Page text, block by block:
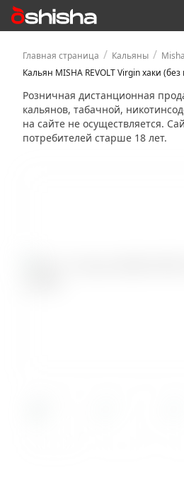
Главная страница / Кальяны / Misha
Кальян MISHA REVOLT Virgin хаки
Розничная дистанционная
кальянов, табачной,
на сайте не осуществляется.
потребителей старше 18 лет.